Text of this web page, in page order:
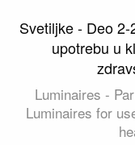
Svetiljke - Deo
upotrebu u
Luminaires -
Luminaires for